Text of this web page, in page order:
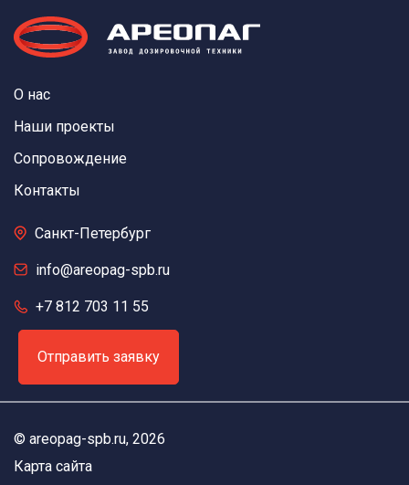
О нас
Наши проекты
Сопровождение
Контакты
Санкт-Петербург
info@areopag-spb.ru
+7 812 703 11 55
Отправить заявку
© areopag-spb.ru, 2026
Карта сайта